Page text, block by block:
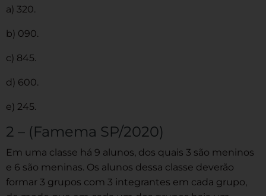
a) 320.
b) 090.
c) 845.
d) 600.
e) 245.
2 – (Famema SP/2020)
Em uma classe há 9 alunos, dos quais 3 são meninos
e 6 são meninas. Os alunos dessa classe deverão
formar 3 grupos com 3 integrantes em cada grupo,